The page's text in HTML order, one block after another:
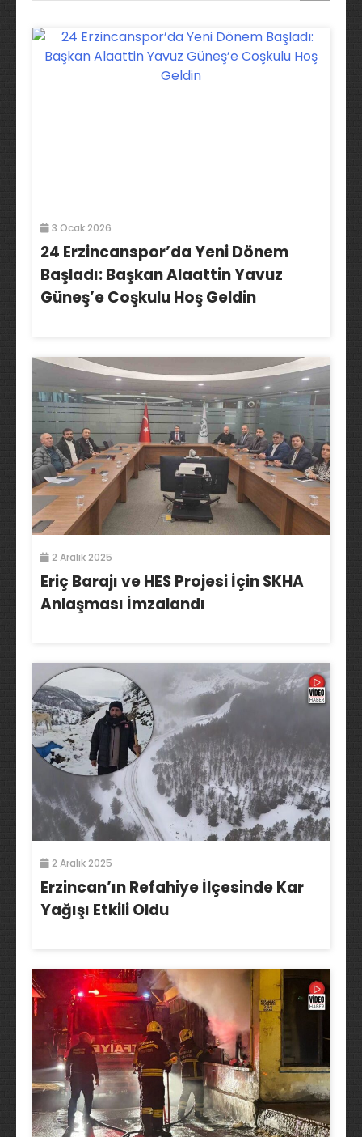
3 Ocak 2026
24 Erzincanspor’da Yeni Dönem
Başladı: Başkan Alaattin Yavuz
Güneş’e Coşkulu Hoş Geldin
2 Aralık 2025
Eriç Barajı ve HES Projesi İçin SKHA
Anlaşması İmzalandı
2 Aralık 2025
Erzincan’ın Refahiye İlçesinde Kar
Yağışı Etkili Oldu